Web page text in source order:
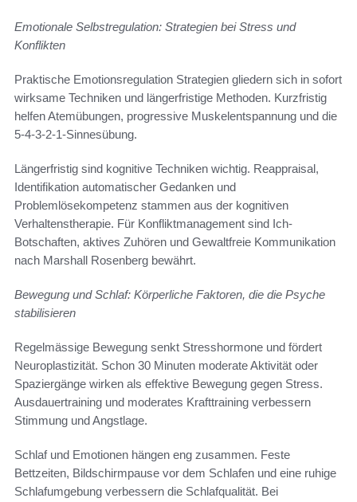
Emotionale Selbstregulation: Strategien bei Stress und
Konflikten
Praktische Emotionsregulation Strategien gliedern sich in sofort
wirksame Techniken und längerfristige Methoden. Kurzfristig
helfen Atemübungen, progressive Muskelentspannung und die
5-4-3-2-1-Sinnesübung.
Längerfristig sind kognitive Techniken wichtig. Reappraisal,
Identifikation automatischer Gedanken und
Problemlösekompetenz stammen aus der kognitiven
Verhaltenstherapie. Für Konfliktmanagement sind Ich-
Botschaften, aktives Zuhören und Gewaltfreie Kommunikation
nach Marshall Rosenberg bewährt.
Bewegung und Schlaf: Körperliche Faktoren, die die Psyche
stabilisieren
Regelmässige Bewegung senkt Stresshormone und fördert
Neuroplastizität. Schon 30 Minuten moderate Aktivität oder
Spaziergänge wirken als effektive Bewegung gegen Stress.
Ausdauertraining und moderates Krafttraining verbessern
Stimmung und Angstlage.
Schlaf und Emotionen hängen eng zusammen. Feste
Bettzeiten, Bildschirmpause vor dem Schlafen und eine ruhige
Schlafumgebung verbessern die Schlafqualität. Bei